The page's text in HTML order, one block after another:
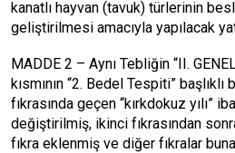
kanatlı hayvan (tavuk) türlerinin
geliştirilmesi amacıyla yapılacak
MADDE 2 – Aynı Tebliğin “II.
kısmının “2. Bedel Tespiti”
fıkrasında geçen “kırkdokuz yılı”
değiştirilmiş, ikinci fıkrasından
fıkra eklenmiş ve diğer fıkralar